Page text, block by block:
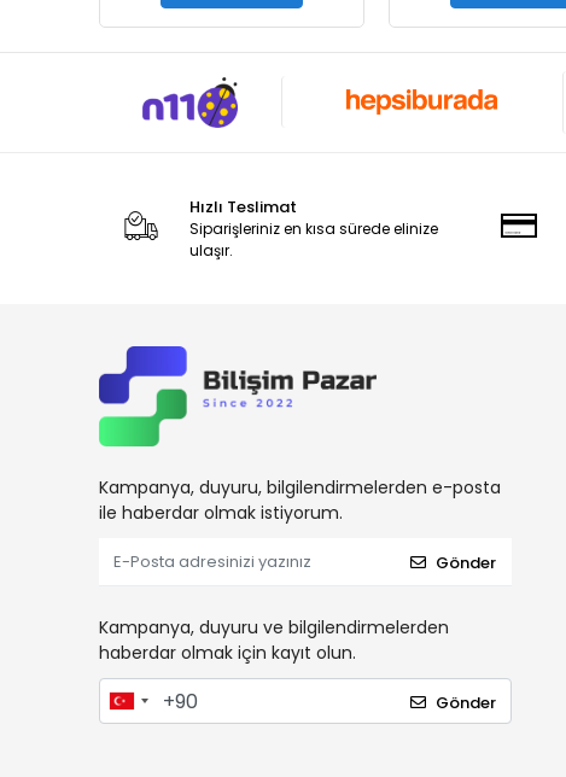
Hızlı Teslimat
Siparişleriniz en kısa sürede elinize
ulaşır.
Kampanya, duyuru, bilgilendirmelerden e-posta
ile haberdar olmak istiyorum.
Gönder
Kampanya, duyuru ve bilgilendirmelerden
haberdar olmak için kayıt olun.
Gönder